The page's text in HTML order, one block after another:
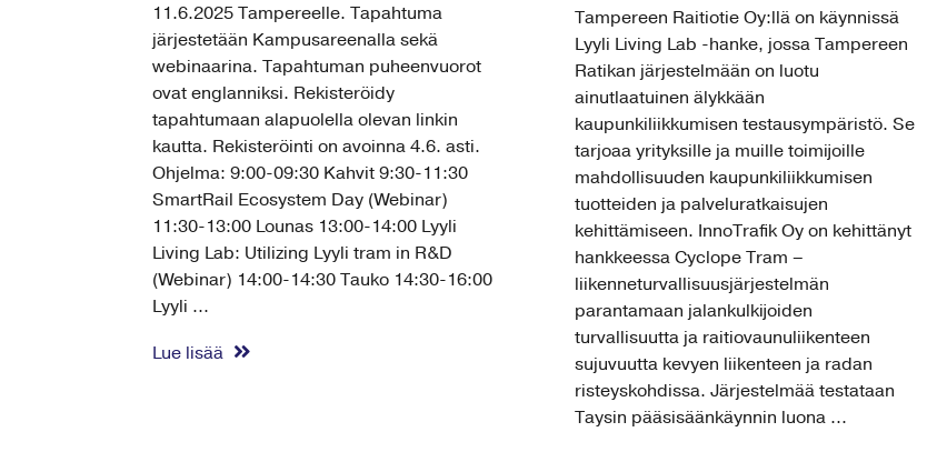
11.6.2025 Tampereelle. Tapahtuma
järjestetään Kampusareenalla sekä
webinaarina. Tapahtuman puheenvuorot
ovat englanniksi. Rekisteröidy
tapahtumaan alapuolella olevan linkin
kautta. Rekisteröinti on avoinna 4.6. asti.
Ohjelma: 9:00-09:30 Kahvit 9:30-11:30
SmartRail Ecosystem Day (Webinar)
11:30-13:00 Lounas 13:00-14:00 Lyyli
Living Lab: Utilizing Lyyli tram in R&D
(Webinar) 14:00-14:30 Tauko 14:30-16:00
Lyyli ...
Lue lisää
Tampereen Raitiotie Oy:llä on käynnissä
Lyyli Living Lab -hanke, jossa Tampereen
Ratikan järjestelmään on luotu
ainutlaatuinen älykkään
kaupunkiliikkumisen testausympäristö. Se
tarjoaa yrityksille ja muille toimijoille
mahdollisuuden kaupunkiliikkumisen
tuotteiden ja palveluratkaisujen
kehittämiseen. InnoTrafik Oy on kehittänyt
hankkeessa Cyclope Tram –
liikenneturvallisuusjärjestelmän
parantamaan jalankulkijoiden
turvallisuutta ja raitiovaunuliikenteen
sujuvuutta kevyen liikenteen ja radan
risteyskohdissa. Järjestelmää testataan
Taysin pääsisäänkäynnin luona ...